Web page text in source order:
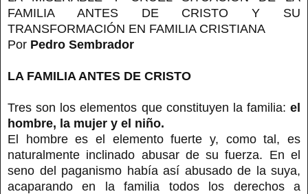
FAMILIA ANTES DE CRISTO Y SU
TRANSFORMACIÓN EN FAMILIA CRISTIANA
Por Pedro Sembrador
LA FAMILIA ANTES DE CRISTO
Tres son los elementos que constituyen la familia: el
hombre, la mujer y el niño.
El hombre es el elemento fuerte y, como tal, es
naturalmente inclinado abusar de su fuerza. En el
seno del paganismo había así abusado de la suya,
acaparando en la familia todos los derechos a